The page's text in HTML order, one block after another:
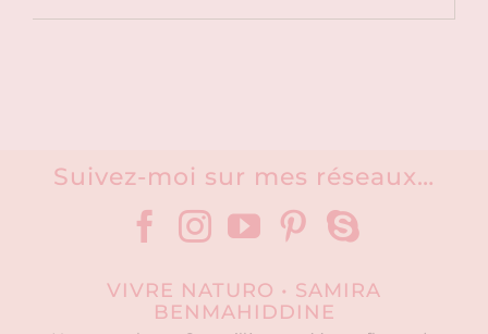
Suivez-moi sur mes réseaux…
VIVRE NATURO • SAMIRA
BENMAHIDDINE